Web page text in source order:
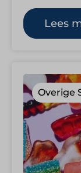
Aziatische
Lees
Overige